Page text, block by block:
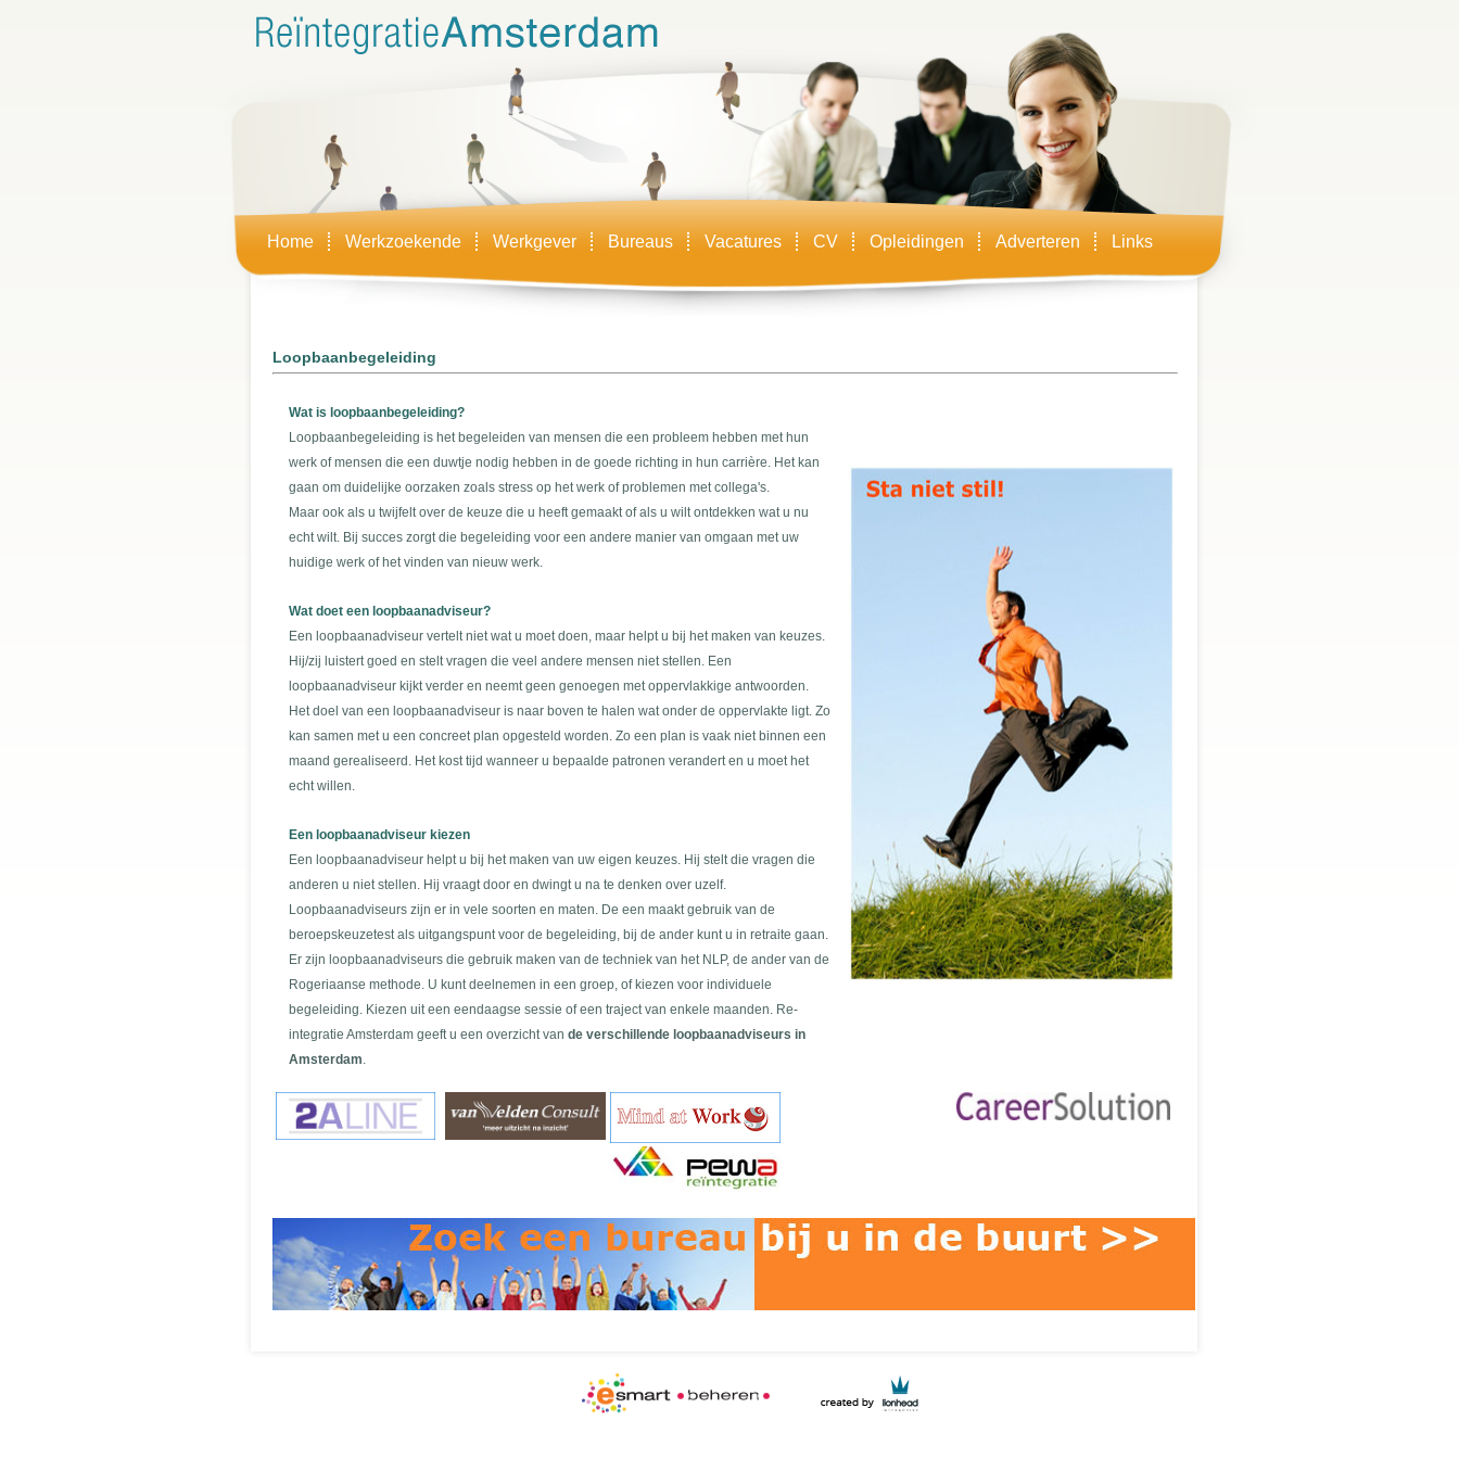
Home Werkzoekende Werkgever Bureaus Vacatures CV Opleidingen Adverteren Links
Loopbaanbegeleiding
Wat is loopbaanbegeleiding?
Loopbaanbegeleiding is het begeleiden van mensen die een probleem hebben met hun
werk of mensen die een duwtje nodig hebben in de goede richting in hun carrière. Het kan
gaan om duidelijke oorzaken zoals stress op het werk of problemen met collega's.
Maar ook als u twijfelt over de keuze die u heeft gemaakt of als u wilt ontdekken wat u nu
echt wilt. Bij succes zorgt die begeleiding voor een andere manier van omgaan met uw
huidige werk of het vinden van nieuw werk.
Wat doet een loopbaanadviseur?
Een loopbaanadviseur vertelt niet wat u moet doen, maar helpt u bij het maken van keuzes.
Hij/zij luistert goed en stelt vragen die veel andere mensen niet stellen. Een
loopbaanadviseur kijkt verder en neemt geen genoegen met oppervlakkige antwoorden.
Het doel van een loopbaanadviseur is naar boven te halen wat onder de oppervlakte ligt. Zo
kan samen met u een concreet plan opgesteld worden. Zo een plan is vaak niet binnen een
maand gerealiseerd. Het kost tijd wanneer u bepaalde patronen verandert en u moet het
echt willen.
Een loopbaanadviseur kiezen
Een loopbaanadviseur helpt u bij het maken van uw eigen keuzes. Hij stelt die vragen die
anderen u niet stellen. Hij vraagt door en dwingt u na te denken over uzelf.
Loopbaanadviseurs zijn er in vele soorten en maten. De een maakt gebruik van de
beroepskeuzetest als uitgangspunt voor de begeleiding, bij de ander kunt u in retraite gaan.
Er zijn loopbaanadviseurs die gebruik maken van de techniek van het NLP, de ander van de
Rogeriaanse methode. U kunt deelnemen in een groep, of kiezen voor individuele
begeleiding. Kiezen uit een eendaagse sessie of een traject van enkele maanden. Re-
integratie Amsterdam geeft u een overzicht van de verschillende loopbaanadviseurs in
Amsterdam.